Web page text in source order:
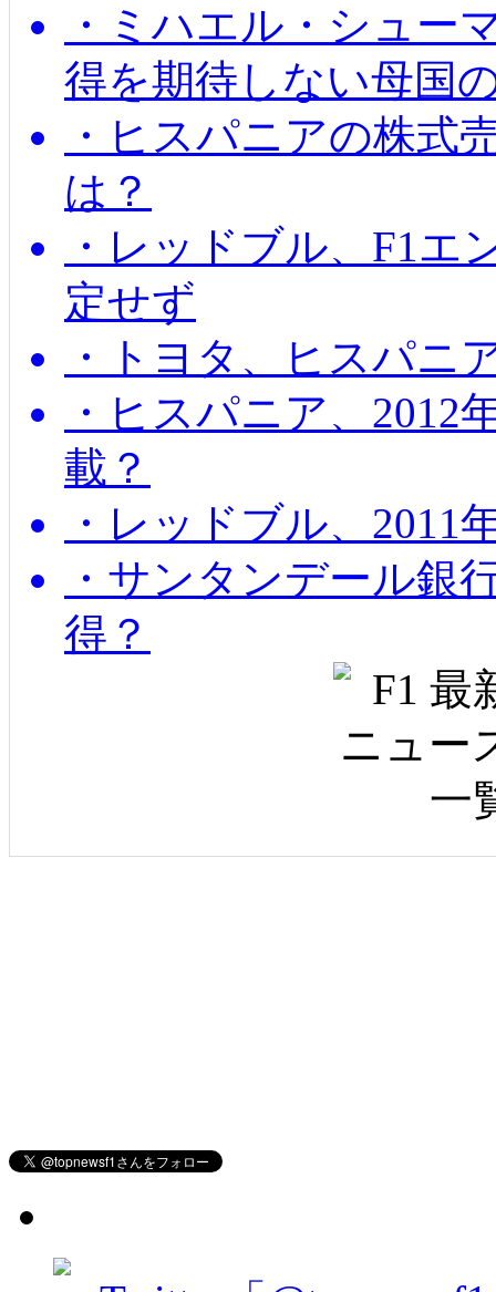
・ミハエル・シュー
得を期待しない母国
・ヒスパニアの株式
は？
・レッドブル、F1エ
定せず
・トヨタ、ヒスパニ
・ヒスパニア、2012
載？
・レッドブル、2011
・サンタンデール銀
得？